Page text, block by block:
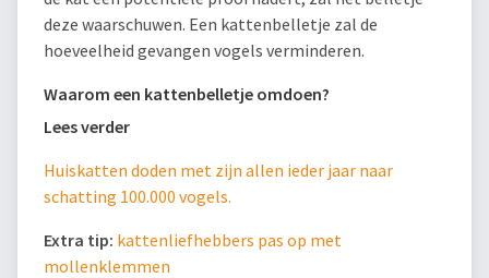
deze waarschuwen. Een kattenbelletje zal de
hoeveelheid gevangen vogels verminderen.
Waarom een kattenbelletje omdoen?
Lees verder
Huiskatten doden met zijn allen ieder jaar naar
schatting 100.000 vogels.
Extra tip: kattenliefhebbers pas op met
mollenklemmen